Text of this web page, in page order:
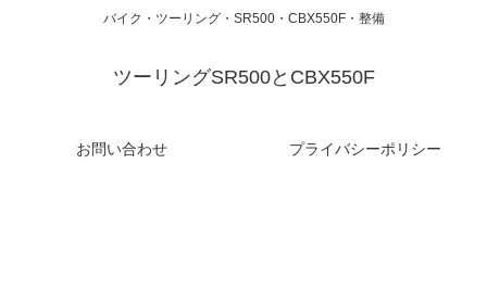
バイク・ツーリング・SR500・CBX550F・整備
ツーリングSR500とCBX550F
お問い合わせ プライバシーポリシー